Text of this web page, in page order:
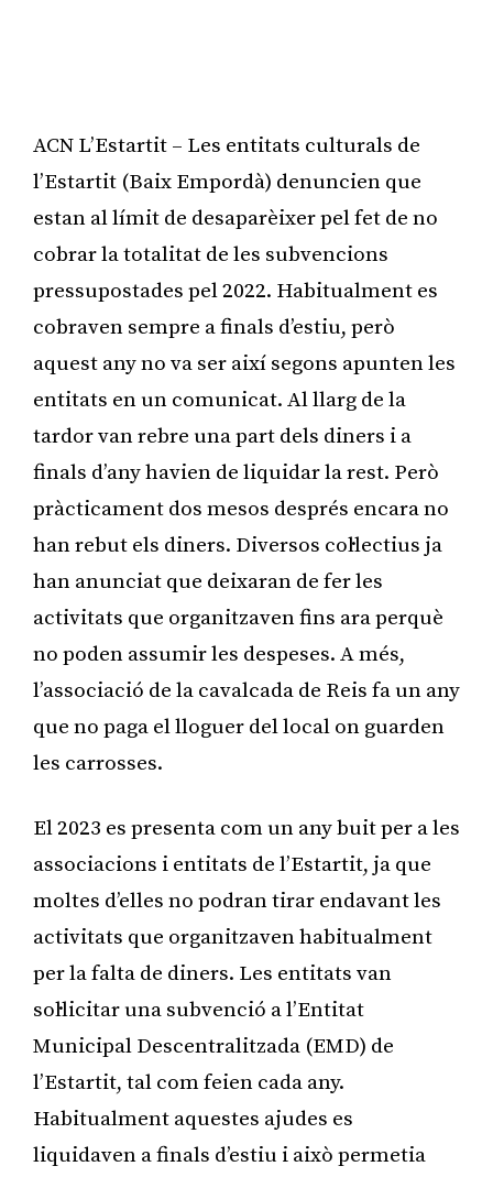
ACN L’Estartit – Les entitats culturals de
l’Estartit (Baix Empordà) denuncien que
estan al límit de desaparèixer pel fet de no
cobrar la totalitat de les subvencions
pressupostades pel 2022. Habitualment es
cobraven sempre a finals d’estiu, però
aquest any no va ser així segons apunten les
entitats en un comunicat. Al llarg de la
tardor van rebre una part dels diners i a
finals d’any havien de liquidar la rest. Però
pràcticament dos mesos després encara no
han rebut els diners. Diversos col·lectius ja
han anunciat que deixaran de fer les
activitats que organitzaven fins ara perquè
no poden assumir les despeses. A més,
l’associació de la cavalcada de Reis fa un any
que no paga el lloguer del local on guarden
les carrosses.
El 2023 es presenta com un any buit per a les
associacions i entitats de l’Estartit, ja que
moltes d’elles no podran tirar endavant les
activitats que organitzaven habitualment
per la falta de diners. Les entitats van
sol·licitar una subvenció a l’Entitat
Municipal Descentralitzada (EMD) de
l’Estartit, tal com feien cada any.
Habitualment aquestes ajudes es
liquidaven a finals d’estiu i això permetia